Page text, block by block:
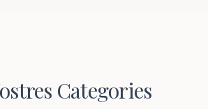
Categories